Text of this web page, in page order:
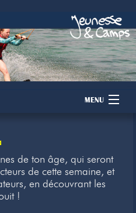
MENU
de ton âge, qui seront
de cette semaine, et
en découvrant les
!